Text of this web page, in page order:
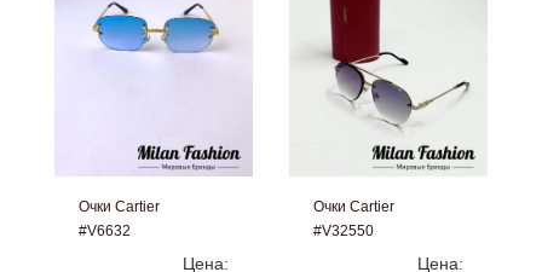
Очки Cartier
#V6632
Цена:
Очки Cartier
#V32550
Цена: